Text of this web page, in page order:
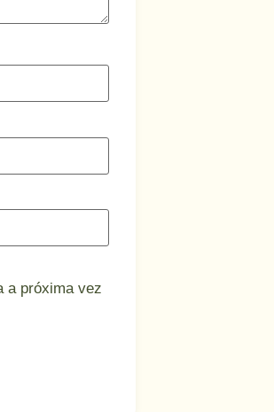
a próxima vez